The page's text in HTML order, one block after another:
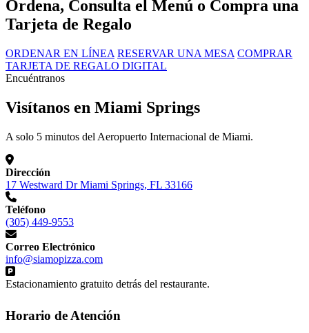
Ordena, Consulta el Menú o Compra una
Tarjeta de Regalo
ORDENAR EN LÍNEA RESERVAR UNA MESA COMPRAR
TARJETA DE REGALO DIGITAL
Encuéntranos
Visítanos en Miami Springs
A solo 5 minutos del Aeropuerto Internacional de Miami.
Dirección
17 Westward Dr Miami Springs, FL 33166
Teléfono
(305) 449-9553
Correo Electrónico
info@siamopizza.com
Estacionamiento gratuito detrás del restaurante.
Horario de Atención